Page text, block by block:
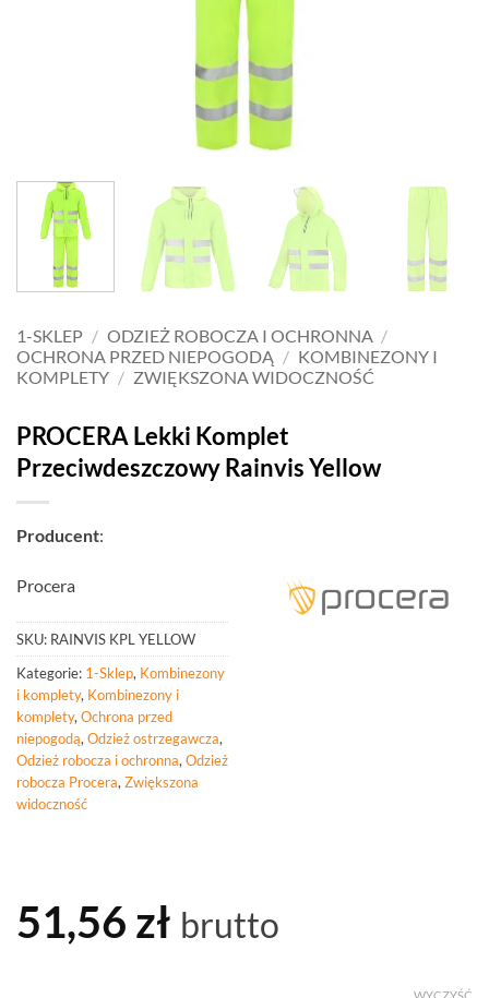
1-SKLEP / ODZIEŻ ROBOCZA I OCHRONNA /
OCHRONA PRZED NIEPOGODĄ / KOMBINEZONY I
KOMPLETY / ZWIĘKSZONA WIDOCZNOŚĆ
PROCERA Lekki Komplet
Przeciwdeszczowy Rainvis Yellow
Producent:
Procera
SKU: RAINVIS KPL YELLOW
Kategorie: 1-Sklep, Kombinezony
i komplety, Kombinezony i
komplety, Ochrona przed
niepogodą, Odzież ostrzegawcza,
Odzież robocza i ochronna, Odzież
robocza Procera, Zwiększona
widoczność
51,56 zł brutto